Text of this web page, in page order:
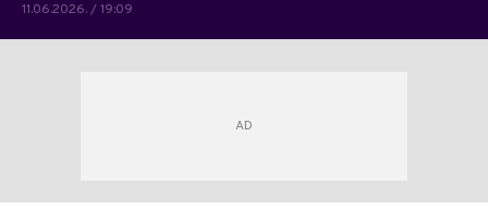
11.06.2026. / 19:09